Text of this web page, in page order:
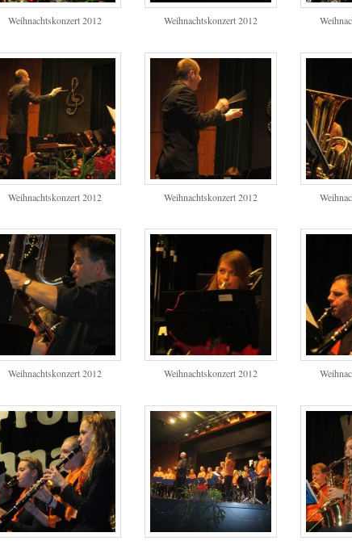
Weihnachtskonzert 2012 Weihnachtskonzert 2012
Weihnachtskonzert 2012 Weihnachtskonzert 2012
Weihnachtskonzert 2012 Weihnachtskonzert 2012